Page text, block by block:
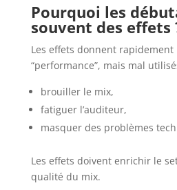
Pourquoi les
souvent des effets
Les effets donnent rapidement
“performance”, mais mal
brouiller le mix,
fatiguer l’auditeur,
masquer des problèmes
Les effets doivent enrichir le
qualité du mix.